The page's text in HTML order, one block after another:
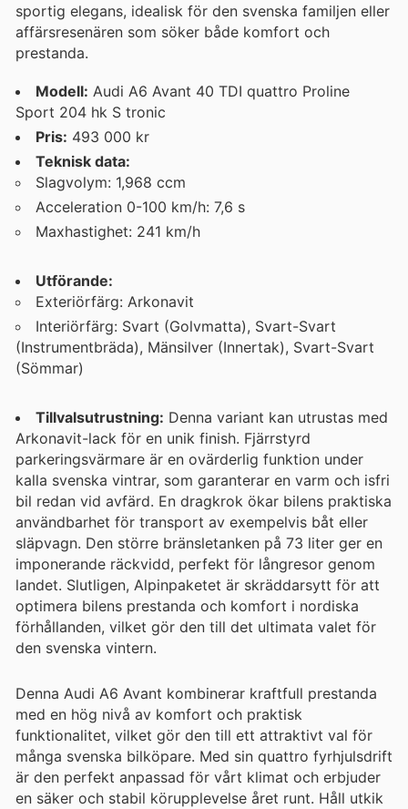
sportig elegans, idealisk för den svenska familjen eller
affärsresenären som söker både komfort och
prestanda.
Modell: Audi A6 Avant 40 TDI quattro Proline
Sport 204 hk S tronic
Pris: 493 000 kr
Teknisk data:
Slagvolym: 1,968 ccm
Acceleration 0-100 km/h: 7,6 s
Maxhastighet: 241 km/h
Utförande:
Exteriörfärg: Arkonavit
Interiörfärg: Svart (Golvmatta), Svart-Svart
(Instrumentbräda), Mänsilver (Innertak), Svart-Svart
(Sömmar)
Tillvalsutrustning: Denna variant kan utrustas med
Arkonavit-lack för en unik finish. Fjärrstyrd
parkeringsvärmare är en ovärderlig funktion under
kalla svenska vintrar, som garanterar en varm och isfri
bil redan vid avfärd. En dragkrok ökar bilens praktiska
användbarhet för transport av exempelvis båt eller
släpvagn. Den större bränsletanken på 73 liter ger en
imponerande räckvidd, perfekt för långresor genom
landet. Slutligen, Alpinpaketet är skräddarsytt för att
optimera bilens prestanda och komfort i nordiska
förhållanden, vilket gör den till det ultimata valet för
den svenska vintern.
Denna Audi A6 Avant kombinerar kraftfull prestanda
med en hög nivå av komfort och praktisk
funktionalitet, vilket gör den till ett attraktivt val för
många svenska bilköpare. Med sin quattro fyrhjulsdrift
är den perfekt anpassad för vårt klimat och erbjuder
en säker och stabil körupplevelse året runt. Håll utkik